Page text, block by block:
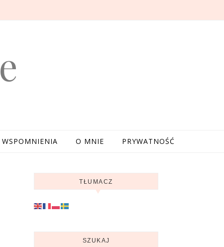
WSPOMNIENIA O MNIE PRYWATNOŚĆ
TŁUMACZ
SZUKAJ